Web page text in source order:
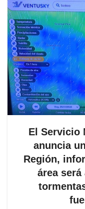
El Servicio
anuncia
Región,
área